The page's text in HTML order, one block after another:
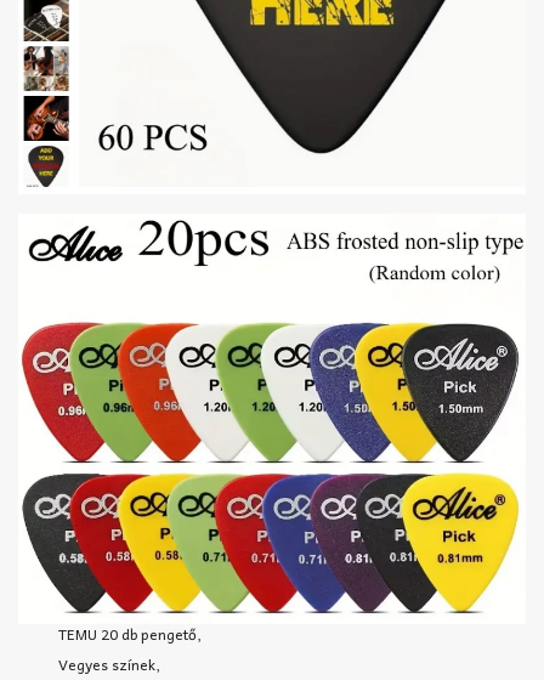
TEMU 20 db pengető,
Vegyes színek,